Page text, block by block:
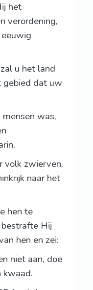
het
verordening,
u het land
gebied dat uw
was,
volk zwierven,
naar het
hen te
bestrafte Hij
hen en zei:
niet aan, doe
kwaad.